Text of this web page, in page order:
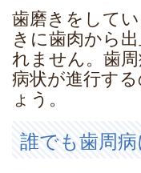
歯磨きをして
きに歯肉から
れません。歯
病状が進行す
ょう。
誰でも歯周